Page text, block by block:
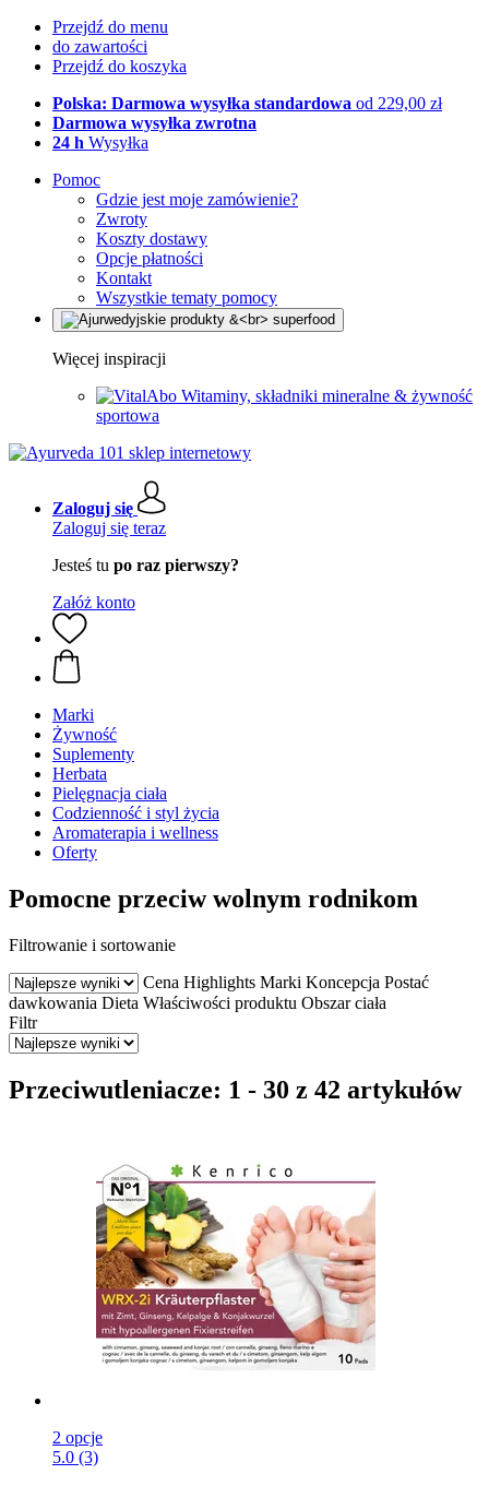
Przejdź do menu
do zawartości
Przejdź do koszyka
Polska: Darmowa wysyłka standardowa od 229,00 zł
Darmowa wysyłka zwrotna
24 h Wysyłka
Pomoc
Gdzie jest moje zamówienie?
Zwroty
Koszty dostawy
Opcje płatności
Kontakt
Wszystkie tematy pomocy
Więcej inspiracji
Witaminy, składniki mineralne & żywność
sportowa
Zaloguj się
Zaloguj się teraz
Jesteś tu po raz pierwszy?
Załóż konto
Marki
Żywność
Suplementy
Herbata
Pielęgnacja ciała
Codzienność i styl życia
Aromaterapia i wellness
Oferty
Pomocne przeciw wolnym rodnikom
Filtrowanie i sortowanie
Cena Highlights Marki Koncepcja Postać
dawkowania Dieta Właściwości produktu Obszar ciała
Filtr
Przeciwutleniacze: 1 - 30 z 42 artykułów
2 opcje
5.0 (3)